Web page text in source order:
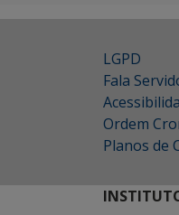
LGPD
Fala
Ordem
Planos de